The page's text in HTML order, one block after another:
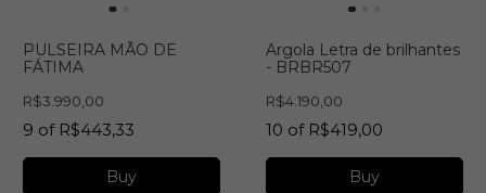
PULSEIRA MÃO DE
FÁTIMA
R$3.990,00
9 of R$443,33
Buy
Argola Letra de brilhantes
- BRBR507
R$4.190,00
10 of R$419,00
Buy